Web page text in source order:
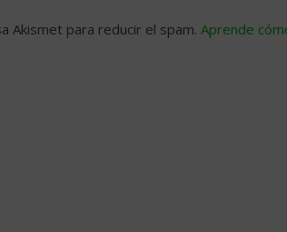
Akismet para reducir el spam. Aprende